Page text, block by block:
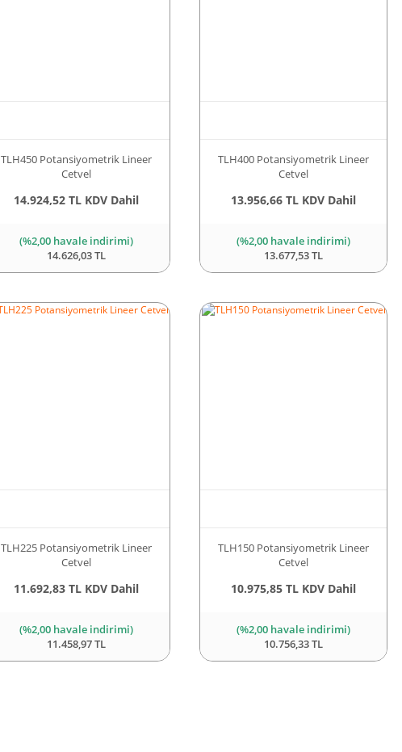
TLH450 Potansiyometrik Lineer
Cetvel
14.924,52 TL KDV Dahil
(%2,00 havale indirimi)
14.626,03 TL
TLH400 Potansiyometrik Lineer
Cetvel
13.956,66 TL KDV Dahil
(%2,00 havale indirimi)
13.677,53 TL
TLH225 Potansiyometrik Lineer
Cetvel
11.692,83 TL KDV Dahil
(%2,00 havale indirimi)
11.458,97 TL
TLH150 Potansiyometrik Lineer
Cetvel
10.975,85 TL KDV Dahil
(%2,00 havale indirimi)
10.756,33 TL